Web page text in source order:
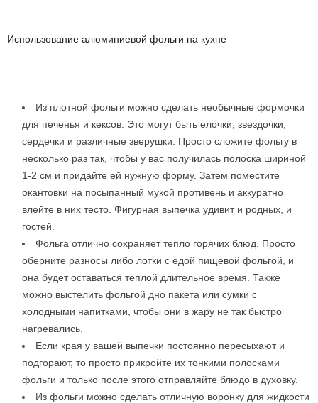
Использование алюминиевой фольги на кухне
Из плотной фольги можно сделать необычные формочки
для печенья и кексов. Это могут быть елочки, звездочки,
сердечки и различные зверушки. Просто сложите фольгу в
несколько раз так, чтобы у вас получилась полоска шириной
1-2 см и придайте ей нужную форму. Затем поместите
окантовки на посыпанный мукой противень и аккуратно
влейте в них тесто. Фигурная выпечка удивит и родных, и
гостей.
Фольга отлично сохраняет тепло горячих блюд. Просто
оберните разносы либо лотки с едой пищевой фольгой, и
она будет оставаться теплой длительное время. Также
можно выстелить фольгой дно пакета или сумки с
холодными напитками, чтобы они в жару не так быстро
нагревались.
Если края у вашей выпечки постоянно пересыхают и
подгорают, то просто прикройте их тонкими полосками
фольги и только после этого отправляйте блюдо в духовку.
Из фольги можно сделать отличную воронку для жидкости